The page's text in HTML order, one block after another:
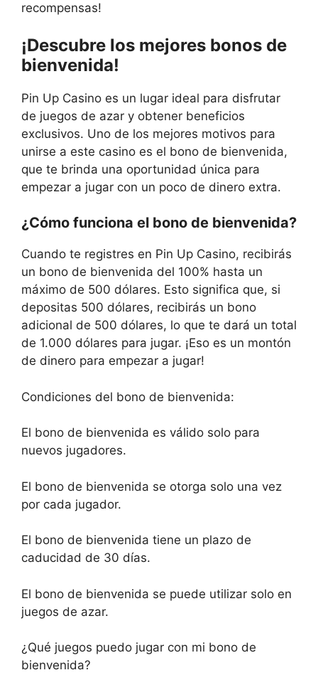
recompensas!
¡Descubre los mejores bonos de
bienvenida!
Pin Up Casino es un lugar ideal para disfrutar
de juegos de azar y obtener beneficios
exclusivos. Uno de los mejores motivos para
unirse a este casino es el bono de bienvenida,
que te brinda una oportunidad única para
empezar a jugar con un poco de dinero extra.
¿Cómo funciona el bono de bienvenida?
Cuando te registres en Pin Up Casino, recibirás
un bono de bienvenida del 100% hasta un
máximo de 500 dólares. Esto significa que, si
depositas 500 dólares, recibirás un bono
adicional de 500 dólares, lo que te dará un total
de 1.000 dólares para jugar. ¡Eso es un montón
de dinero para empezar a jugar!
Condiciones del bono de bienvenida:
El bono de bienvenida es válido solo para
nuevos jugadores.
El bono de bienvenida se otorga solo una vez
por cada jugador.
El bono de bienvenida tiene un plazo de
caducidad de 30 días.
El bono de bienvenida se puede utilizar solo en
juegos de azar.
¿Qué juegos puedo jugar con mi bono de
bienvenida?